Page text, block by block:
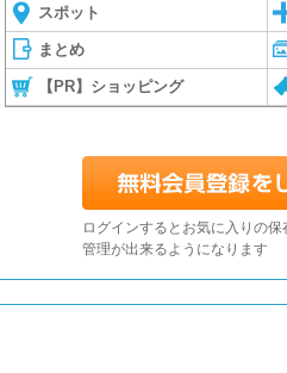
スポット
まとめ
【PR】ショッピング
ログインするとお気に入りの
管理が出来るようになります